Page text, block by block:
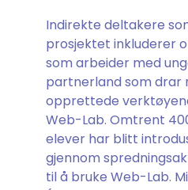
Indirekte deltakere
prosjektet inkluderer
som arbeider med
partnerland som drar
opprettede
Web-Lab. Omtrent
elever har blitt
gjennom
til å bruke Web-Lab.